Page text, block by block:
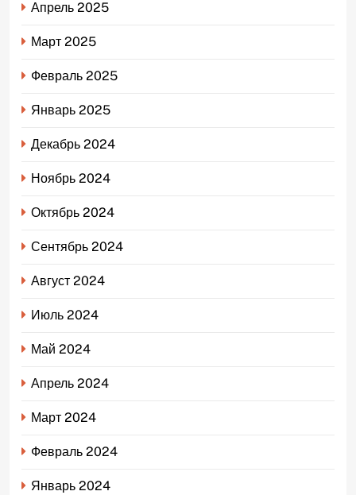
Апрель 2025
Март 2025
Февраль 2025
Январь 2025
Декабрь 2024
Ноябрь 2024
Октябрь 2024
Сентябрь 2024
Август 2024
Июль 2024
Май 2024
Апрель 2024
Март 2024
Февраль 2024
Январь 2024